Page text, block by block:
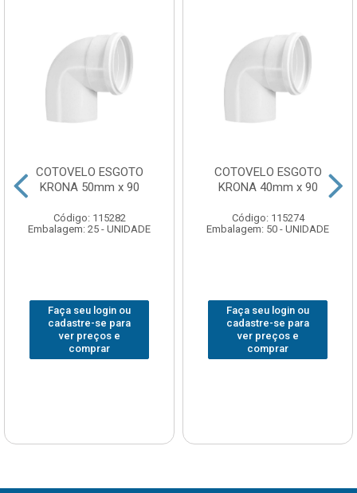
COTOVELO ESGOTO
KRONA 50mm x 90
Código: 115282
Embalagem: 25 - UNIDADE
Faça seu login ou
cadastre-se para
ver preços e
comprar
COTOVELO ESGOTO
KRONA 40mm x 90
Código: 115274
Embalagem: 50 - UNIDADE
Faça seu login ou
cadastre-se para
ver preços e
comprar